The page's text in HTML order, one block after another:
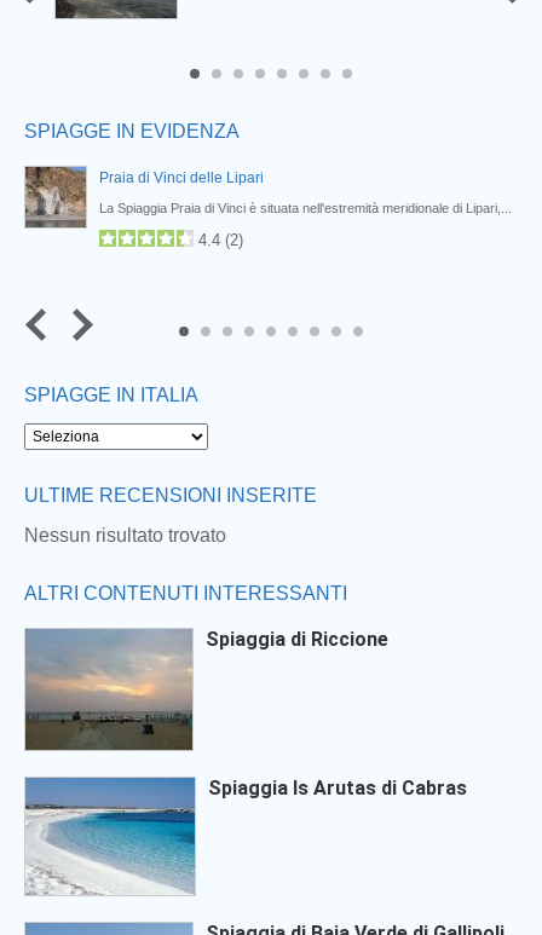
SPIAGGE IN EVIDENZA
Praia di Vinci delle Lipari
La Spiaggia Praia di Vinci è situata nell'estremità meridionale di Lipari,...
4.4 (2)
8
SPIAGGE IN ITALIA
ULTIME RECENSIONI INSERITE
Nessun risultato trovato
ALTRI CONTENUTI INTERESSANTI
Spiaggia di Riccione
Spiaggia Is Arutas di Cabras